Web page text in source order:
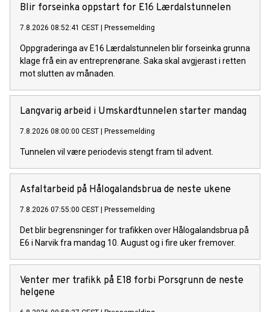
Blir forseinka oppstart for E16 Lærdalstunnelen
7.8.2026 08:52:41 CEST | Pressemelding
Oppgraderinga av E16 Lærdalstunnelen blir forseinka grunna
klage frå ein av entreprenørane. Saka skal avgjerast i retten
mot slutten av månaden.
Langvarig arbeid i Umskardtunnelen starter mandag
7.8.2026 08:00:00 CEST | Pressemelding
Tunnelen vil være periodevis stengt fram til advent.
Asfaltarbeid på Hålogalandsbrua de neste ukene
7.8.2026 07:55:00 CEST | Pressemelding
Det blir begrensninger for trafikken over Hålogalandsbrua på
E6 i Narvik fra mandag 10. August og i fire uker fremover.
Venter mer trafikk på E18 forbi Porsgrunn de neste
helgene